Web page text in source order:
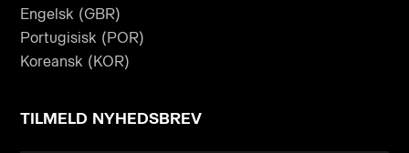
Engelsk (GBR)
Portugisisk (POR)
Koreansk (KOR)
TILMELD NYHEDSBREV